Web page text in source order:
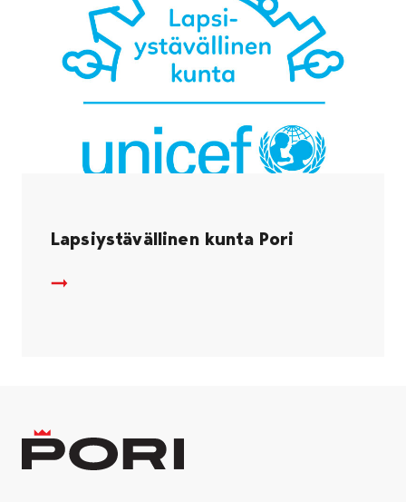
Lapsiystävällinen kunta Pori
Lapsiystävällinen kunta Pori